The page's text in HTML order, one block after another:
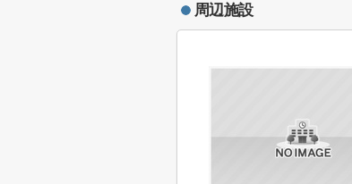
周辺施設